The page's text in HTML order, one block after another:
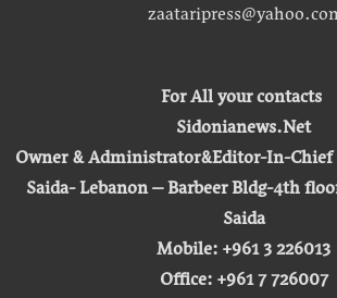
For All your contacts
Sidonianews.Net
Owner & Administrator&Editor-In-Chief
Saida- Lebanon – Barbeer Bldg-4th
Saida
Mobile: +961 3 226013
Office: +961 7 726007